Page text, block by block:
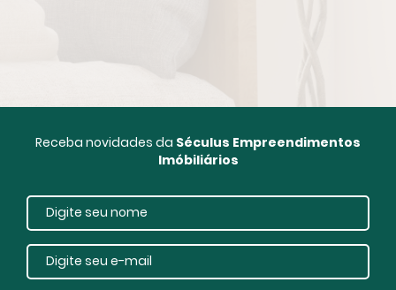
Receba novidades da Séculus Empreendimentos
Imóbiliários